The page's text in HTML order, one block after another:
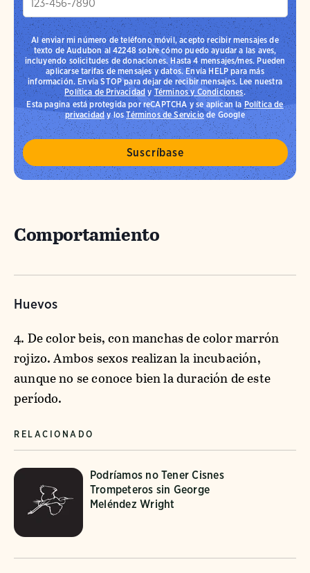
Al enviar mi número de teléfono móvil, acepto recibir mensajes de
texto de Audubon al 42248 sobre cómo puedo ayudar a las aves,
incluyendo solicitudes de donaciones. Hasta 4 mensajes/mes. Pueden
aplicarse tarifas de mensajes y datos. Envía HELP para más
información. Envía STOP para dejar de recibir mensajes. Lee nuestra
Política de Privacidad y Términos y Condiciones.
Esta pagina está protegida por reCAPTCHA y se aplican laPolítica de
privacidady losTérminos de Serviciode Google
Comportamiento
Huevos
4. De color beis, con manchas de color marrón
rojizo. Ambos sexos realizan la incubación,
aunque no se conoce bien la duración de este
período.
RELACIONADO
Podríamos no Tener Cisnes
Trompeteros sin George
Meléndez Wright